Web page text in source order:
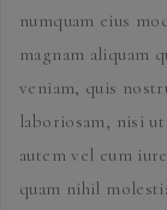
numquam eius
magnam aliquam
veniam, quis
laboriosam, nisi
autem vel eum
quam nihil